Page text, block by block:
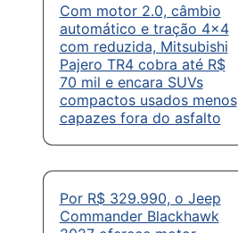
Com motor 2.0, câmbio
automático e tração 4×4
com reduzida, Mitsubishi
Pajero TR4 cobra até R$
70 mil e encara SUVs
compactos usados menos
capazes fora do asfalto
Por R$ 329.990, o Jeep
Commander Blackhawk